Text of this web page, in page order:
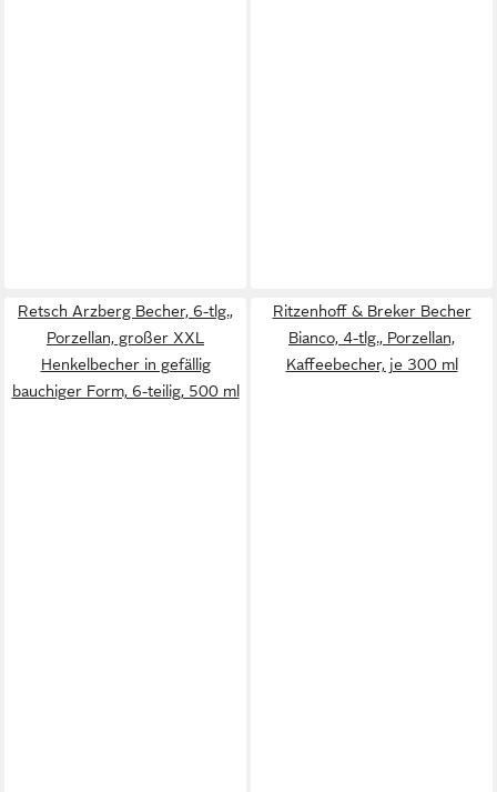
Retsch Arzberg Becher, 6-tlg.,
Porzellan, großer XXL
Henkelbecher in gefällig
bauchiger Form, 6-teilig, 500 ml
Ritzenhoff & Breker Becher
Bianco, 4-tlg., Porzellan,
Kaffeebecher, je 300 ml